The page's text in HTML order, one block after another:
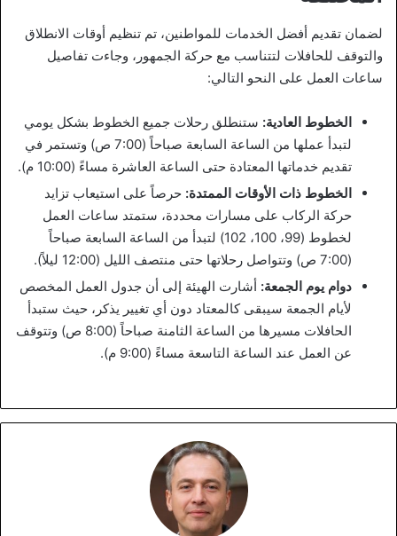
لضمان تقديم أفضل الخدمات للمواطنين، تم تنظيم أوقات الانطلاق
والتوقف للحافلات لتتناسب مع حركة الجمهور، وجاءت تفاصيل
ساعات العمل على النحو التالي:
الخطوط العادية: ستنطلق رحلات جميع الخطوط بشكل يومي
لتبدأ عملها من الساعة السابعة صباحاً (7:00 ص) وتستمر في
تقديم خدماتها المعتادة حتى الساعة العاشرة مساءً (10:00 م).
الخطوط ذات الأوقات الممتدة: حرصاً على استيعاب تزايد
حركة الركاب على مسارات محددة، ستمتد ساعات العمل
لخطوط (99، 100، 102) لتبدأ من الساعة السابعة صباحاً
(7:00 ص) وتتواصل رحلاتها حتى منتصف الليل (12:00 ليلاً).
دوام يوم الجمعة: أشارت الهيئة إلى أن جدول العمل المخصص
لأيام الجمعة سيبقى كالمعتاد دون أي تغيير يذكر، حيث ستبدأ
الحافلات مسيرها من الساعة الثامنة صباحاً (8:00 ص) وتتوقف
عن العمل عند الساعة التاسعة مساءً (9:00 م).